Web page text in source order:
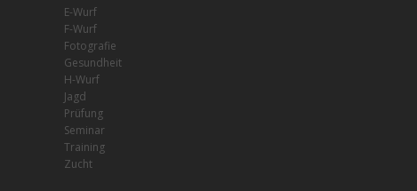
E-Wurf
F-Wurf
Fotografie
Gesundheit
H-Wurf
Jagd
Prüfung
Seminar
Training
Zucht